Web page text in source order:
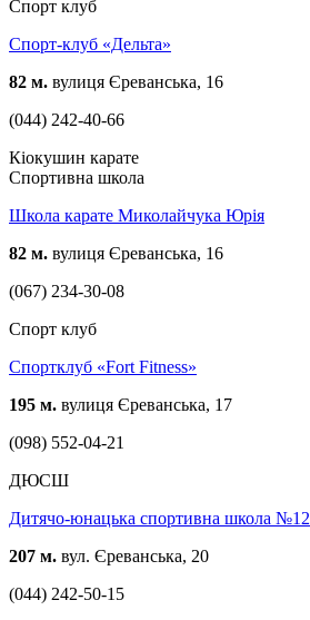
Спорт клуб
Спорт-клуб «Дельта»
82 м. вулиця Єреванська, 16
(044) 242-40-66
Кіокушин карате
Спортивна школа
Школа карате Миколайчука Юрія
82 м. вулиця Єреванська, 16
(067) 234-30-08
Спорт клуб
Спортклуб «Fort Fitness»
195 м. вулиця Єреванська, 17
(098) 552-04-21
ДЮСШ
Дитячо-юнацька спортивна школа №12
207 м. вул. Єреванська, 20
(044) 242-50-15